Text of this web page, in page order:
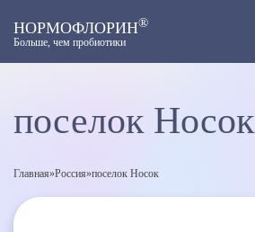
НОРМОФЛОРИН®
Больше, чем пробиотики
поселок Носок
Главная»Россия»поселок Носок